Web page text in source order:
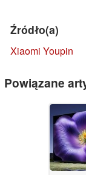
Źródło(a)
Xiaomi Youpin
Powiązane